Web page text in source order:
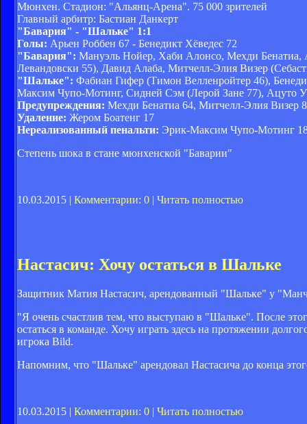
Мюнхен. Стадион: "Альянц-Арена". 75 000 зрителей
Главный арбитр: Бастиан Данкерт
"Бавария" - "Шальке" 1:1
Голы: Арьен Роббен 67 - Бенедикт Хёведес 72
"Бавария": Мануэль Нойер, Хаби Алонсо, Мехди Бенатиа,
Левандовски 55), Давид Алаба, Митчелл-Элия Визер
"Шальке": Фабиан Гифер (Тимон Велленройтер 46),
Максим Чупо-Мотинг, Сидней Сэм (Лерой Зане 77), Ацуто
Предупреждения: Мехди Бенатиа 64, Митчелл-Элия Визер
Удаление: Жером Боатенг 17
Нереализованный пенальти: Эрик-Максим Чупо-Мотинг
Степень шока в стане мюнхенской "Баварии"
10.03.2015 | Комментарии: 0 | Читать полностью
Настасич: Хочу остаться в Шальке
Защитник Матия Настасич, арендованный "Шальке" у
"Я очень счастлив тем, что выступаю в "Шальке". После
остаться в команде. Хочу играть здесь на протяжении
игрока Bild.
Напомним, что "Шальке" арендовал Настасича до конца
10.03.2015 | Комментарии: 0 | Читать полностью